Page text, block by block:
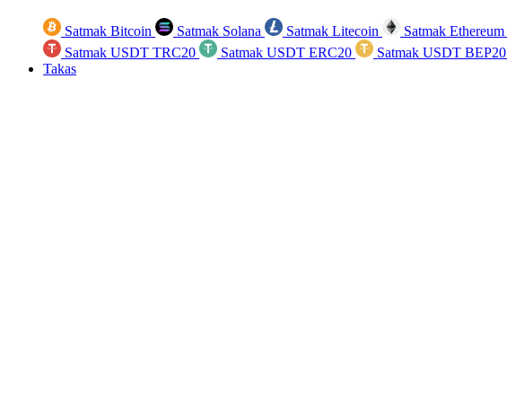
Satmak Bitcoin Satmak Solana Satmak Litecoin Satmak Ethereum
Satmak USDT TRC20
Satmak USDT ERC20 Satmak USDT BEP20
Takas